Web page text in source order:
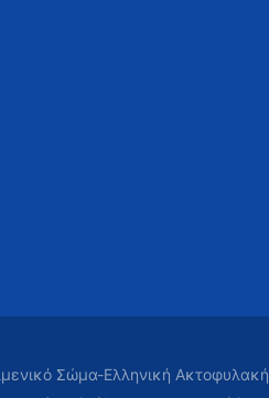
Σώμα-Ελληνική Ακτοφυλακή